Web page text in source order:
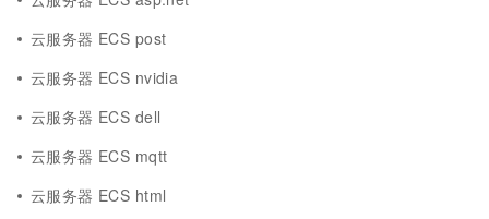
云服务器 ECS post
云服务器 ECS nvidia
云服务器 ECS dell
云服务器 ECS mqtt
云服务器 ECS html